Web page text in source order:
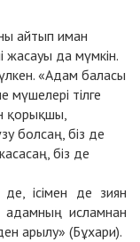
айтып иман
жасауы да мүмкін.
«Адам баласы
мүшелері тілге
қорықшы,
болсаң, біз де
біз де
ісімен де зиян
адамның исламнан
арылу» (Бұхари).